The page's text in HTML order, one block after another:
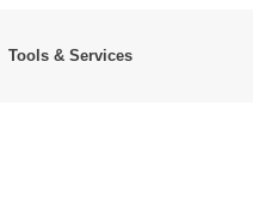
Tools & Services